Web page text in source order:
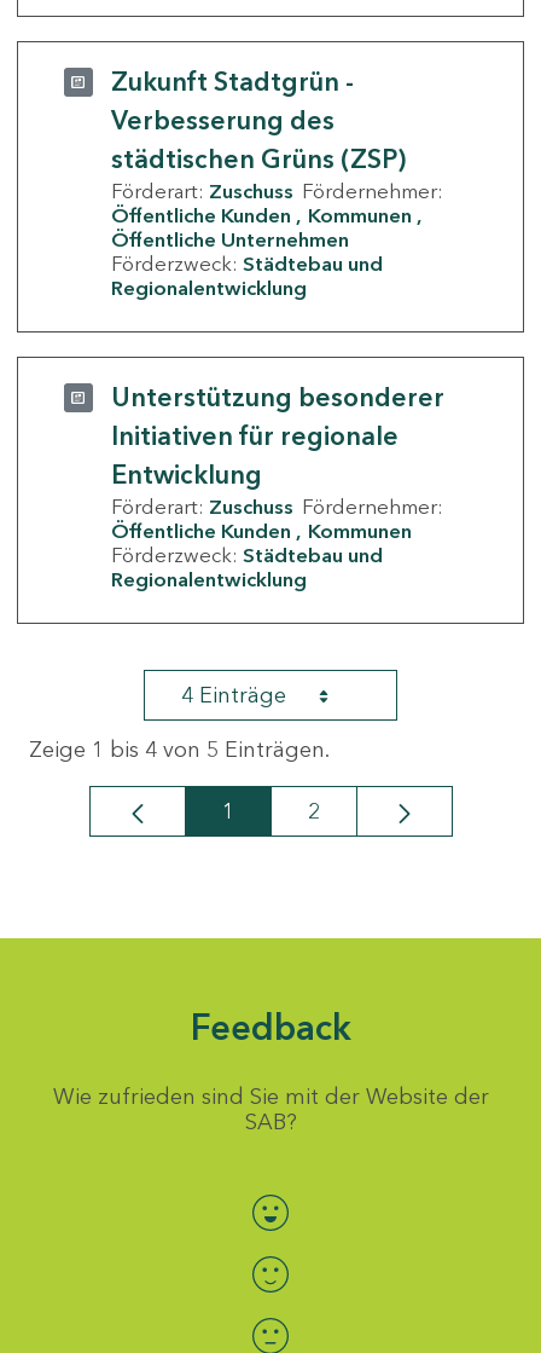
Zukunft Stadtgrün -
Verbesserung des
städtischen Grüns (ZSP)
Förderart: Zuschuss Fördernehmer:
Öffentliche Kunden
Kommunen
Öffentliche Unternehmen
Förderzweck: Städtebau und
Regionalentwicklung
Unterstützung besonderer
Initiativen für regionale
Entwicklung
Förderart: Zuschuss Fördernehmer:
Öffentliche Kunden
Kommunen
Förderzweck: Städtebau und
Regionalentwicklung
4 Einträge
Zeige 1 bis 4 von 5 Einträgen.
Seite
1 Seite
2
Feedback
Wie zufrieden sind Sie mit der Website der
SAB?
Bewertung auswählen